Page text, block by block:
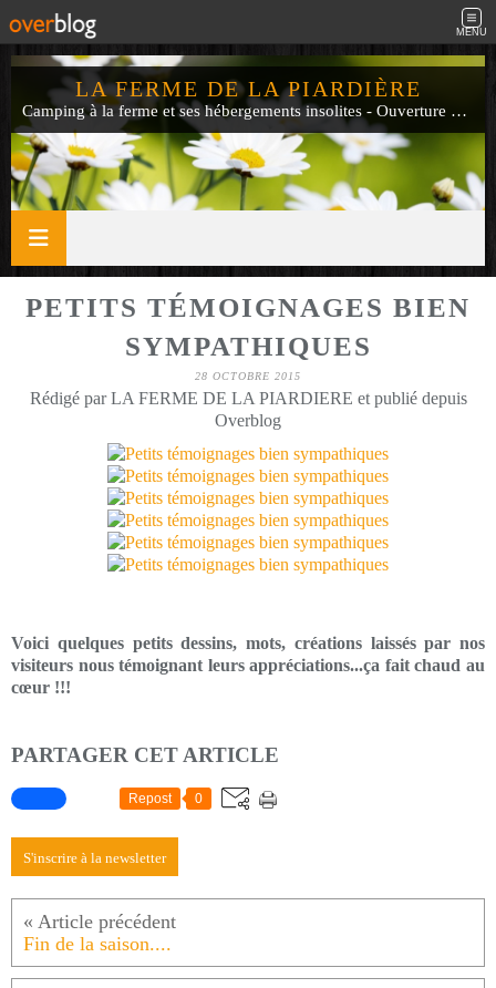
MENU
LA FERME DE LA PIARDIÈRE
Camping à la ferme et ses hébergements insolites - Ouverture de mi-avril à fin septembre
PETITS TÉMOIGNAGES BIEN
SYMPATHIQUES
28 OCTOBRE 2015
Rédigé par LA FERME DE LA PIARDIERE et publié depuis
Overblog
Voici quelques petits dessins, mots, créations laissés par nos
visiteurs nous témoignant leurs appréciations...ça fait chaud au
cœur !!!
PARTAGER CET ARTICLE
Repost 0
S'inscrire à la newsletter
Fin de la saison....